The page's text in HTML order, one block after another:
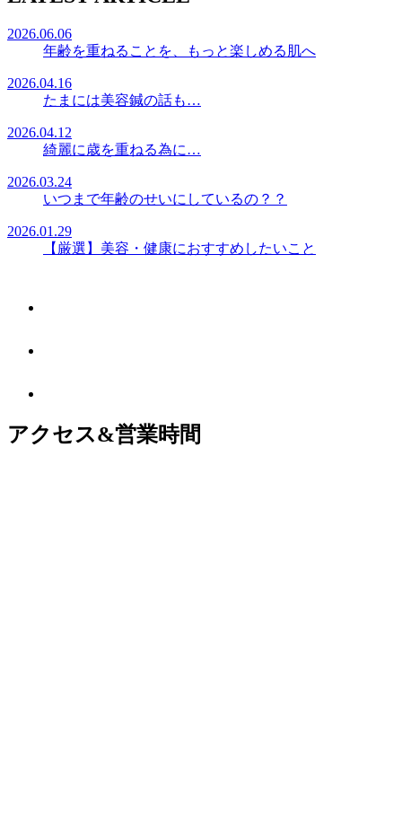
2026.06.06
年齢を重ねることを、もっと楽しめる肌へ
2026.04.16
たまには美容鍼の話も…
2026.04.12
綺麗に歳を重ねる為に…
2026.03.24
いつまで年齢のせいにしているの？？
2026.01.29
【厳選】美容・健康におすすめしたいこと
アクセス&営業時間